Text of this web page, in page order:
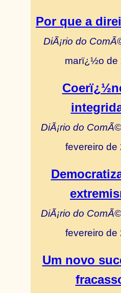
Por que a
DiÃ¡rio do
marï¿½o de
DiÃ¡rio do
fevereiro de
DiÃ¡rio do
fevereiro de
Um novo